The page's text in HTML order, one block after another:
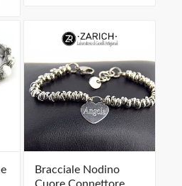
Bracciale Nodino